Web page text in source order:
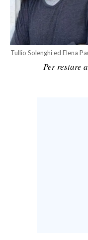
CALCIO
CALCIO REGIONALE
BASKET
VOLLEY
Tullio Solenghi ed Elena
Per restare